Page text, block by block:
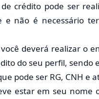
crédito pode ser
não é necessário
deverá realizar o
do seu perfil, sendo
pode ser RG, CNH e
estar em seu nome